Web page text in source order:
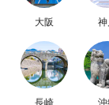
大阪
長崎